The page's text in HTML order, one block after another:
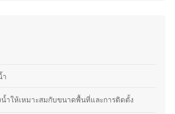
รของ mybest ยังให้ความสำคัญกับการเจาะลึกใน
บัติ วิธีการเลือก ไปจนถึงข้อควรรู้ก่อนตัดสินใจซื้อ
นำเสนอคำแนะนำที่กระชับ เข้าใจง่าย และตอบ
ำ
ำให้เหมาะสมกับขนาดพื้นที่และการติดตั้ง